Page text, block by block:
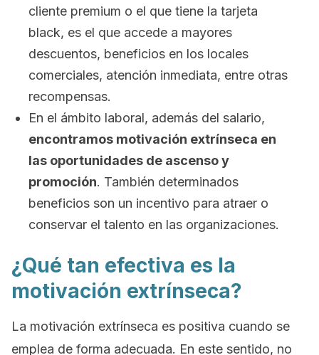
cliente premium o el que tiene la tarjeta
black, es el que accede a mayores
descuentos, beneficios en los locales
comerciales, atención inmediata, entre otras
recompensas.
En el ámbito laboral, además del salario,
encontramos motivación extrínseca en
las oportunidades de ascenso y
promoción. También determinados
beneficios son un incentivo para atraer o
conservar el talento en las organizaciones.
¿Qué tan efectiva es la
motivación extrínseca?
La motivación extrínseca es positiva cuando se
emplea de forma adecuada. En este sentido, no